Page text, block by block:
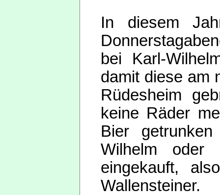
In diesem
bei Karl-
damit diese am
Rüdesheim
keine Räder
Bier
Wilhelm oder
eingekauft,
Wallensteiner.